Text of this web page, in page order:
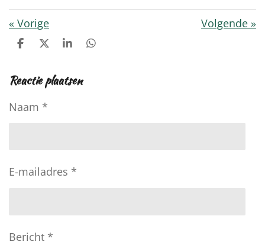
« Vorige Volgende »
D
e
D
l
S
r
e
D
Reactie plaatsen
Naam *
E-mailadres *
Bericht *